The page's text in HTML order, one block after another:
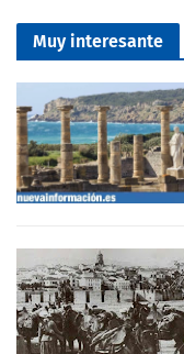
Muy interesante